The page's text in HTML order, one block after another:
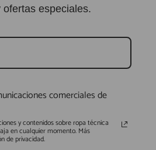
ofertas especiales.
comerciales de
y contenidos sobre ropa técnica
en cualquier momento. Más
de privacidad.